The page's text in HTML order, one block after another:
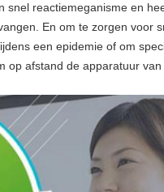
reactiemeganisme en
En om te zorgen voor
een epidemie of om
afstand de apparatuur